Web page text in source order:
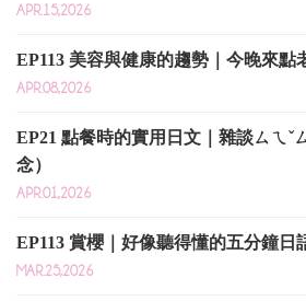
APR.15,2026
EP113 美容與健康的趨勢｜今晚來點
APR.08,2026
EP21 點餐時的實用日文｜雜談ㄙㄟˇ
念）
APR.01,2026
EP113 賞櫻｜好像聽得懂的五分鐘日
MAR.25,2026